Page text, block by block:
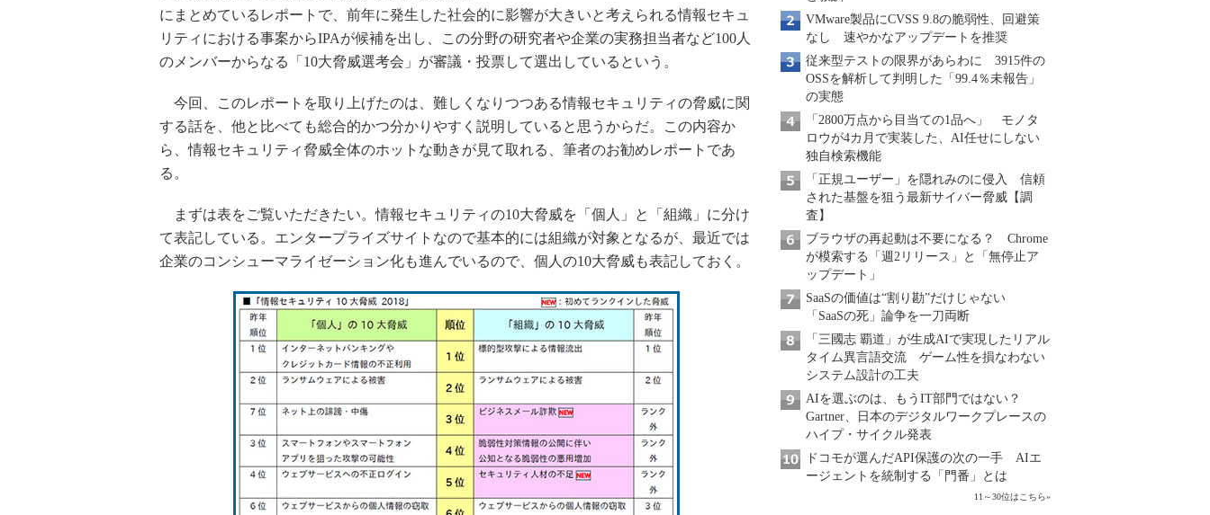
にまとめているレポートで、前年に発生した社会的に影響が大きいと考えられる情報セキュ
リティにおける事案からIPAが候補を出し、この分野の研究者や企業の実務担当者など100人
のメンバーからなる「10大脅威選考会」が審議・投票して選出しているという。
今回、このレポートを取り上げたのは、難しくなりつつある情報セキュリティの脅威に関
する話を、他と比べても総合的かつ分かりやすく説明していると思うからだ。この内容か
ら、情報セキュリティ脅威全体のホットな動きが見て取れる、筆者のお勧めレポートであ
る。
まずは表をご覧いただきたい。情報セキュリティの10大脅威を「個人」と「組織」に分け
て表記している。エンタープライズサイトなので基本的には組織が対象となるが、最近では
企業のコンシューマライゼーション化も進んでいるので、個人の10大脅威も表記しておく。
VMware製品にCVSS 9.8の脆弱性、回避策
なし 速やかなアップデートを推奨
従来型テストの限界があらわに 3915件の
OSSを解析して判明した「99.4％未報告」
の実態
「2800万点から目当ての1品へ」 モノタ
ロウが4カ月で実装した、AI任せにしない
独自検索機能
「正規ユーザー」を隠れみのに侵入 信頼
された基盤を狙う最新サイバー脅威【調
査】
ブラウザの再起動は不要になる？ Chrome
が模索する「週2リリース」と「無停止ア
ップデート」
SaaSの価値は“割り勘”だけじゃない
「SaaSの死」論争を一刀両断
「三國志 覇道」が生成AIで実現したリアル
タイム異言語交流 ゲーム性を損なわない
システム設計の工夫
AIを選ぶのは、もうIT部門ではない？
Gartner、日本のデジタルワークプレースの
ハイプ・サイクル発表
ドコモが選んだAPI保護の次の一手 AIエ
ージェントを統制する「門番」とは
11～30位はこちら»